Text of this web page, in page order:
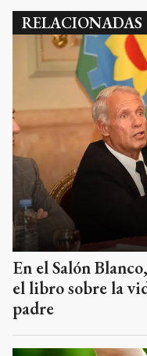
RELACIONADAS
En el Salón
el libro sobre la
padre